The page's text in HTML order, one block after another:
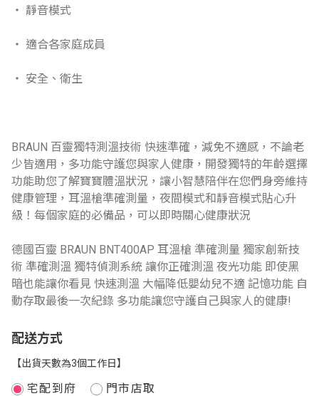
‧ 靜音模式
‧ 適合各家庭成員
‧ 安全、衛生
BRAUN 百靈獨特測溫技術 快速準確，減免不適感，不論老
少皆適用，多功能守護您與家人健康，開發獨特的年齡選擇
功能助您了解寶寶體溫狀況，讓小智慧陪伴在您們身旁維持
健康管理，耳溫槍準確測量，夜間模式和靜音模式貼心升
級！每個家庭的必備品，可以即時關心健康狀況
德國百靈 BRAUN BNT400AP 耳溫槍 準確測量 獨家創新技
術 準確測溫 獨特偵測系統 讓你正確測溫 夜光功能 即使黑
暗也能讓你看見 快速測溫 大幅降低嬰幼兒不適 記憶功能 自
動存取最後一次紀錄 多功能讓您守護自己與家人的健康!
配送方式
【出貨天數為3個工作日】
宅配到府 門市店取